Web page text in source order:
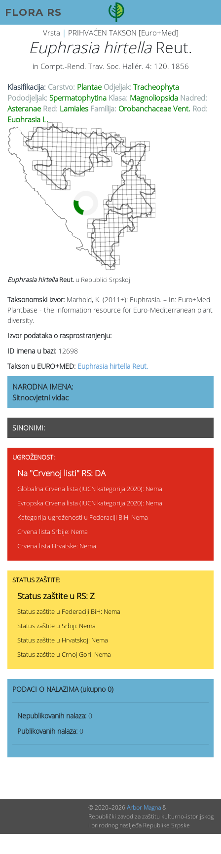
FLORA RS
Vrsta | PRIHVAĆEN TAKSON [Euro+Med]
Euphrasia hirtellaReut.
in Compt.-Rend. Trav. Soc. Hallér. 4: 120. 1856
Klasifikacija: Carstvo: Plantae Odjeljak: Tracheophyta
Pododjeljak: Spermatophytina Klasa: Magnoliopsida Nadred:
Asteranae Red: Lamiales Familija: Orobanchaceae Vent. Rod:
Euphrasia L.
Taksonomski izvor: Marhold, K. (2011+): Euphrasia. – In: Euro+Med
Plantbase - the information resource for Euro-Mediterranean plant
diversity.
Izvor podataka o rasprostranjenju:
ID imena u bazi: 12698
Takson u EURO+MED: Euphrasia hirtella Reut.
Euphrasia hirtellaReut. u Republici Srpskoj
NARODNA IMENA:
Sitnocvjetni vidac
SINONIMI:
UGROŽENOST:
Na "Crvenoj listi" RS: DA
Globalna Crvena lista (IUCN kategorija 2020): Nema
Evropska Crvena lista (IUCN kategorija 2020): Nema
Kategorija ugroženosti u Federaciji BiH: Nema
Crvena lista Srbije: Nema
Crvena lista Hrvatske: Nema
STATUS ZAŠTITE:
Status zaštite u RS: Z
Status zaštite u Federaciji BiH: Nema
Status zaštite u Srbiji: Nema
Status zaštite u Hrvatskoj: Nema
Status zaštite u Crnoj Gori: Nema
PODACI O NALAZIMA (ukupno 0)
Nepublikovanih nalaza: 0
Publikovanih nalaza: 0
© 2020–2026 Arbor Magna&
Republički zavod za zaštitu kulturno-istorijskog
i prirodnog nasljeđa Republike Srpske